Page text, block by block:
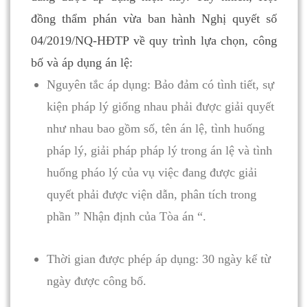
đồng thẩm phán vừa ban hành Nghị quyết số
04/2019/NQ-HĐTP về quy trình lựa chọn, công
bố và áp dụng án lệ:
Nguyên tắc áp dụng: Bảo đảm có tình tiết, sự
kiện pháp lý giống nhau phải được giải quyết
như nhau bao gồm số, tên án lệ, tình huống
pháp lý, giải pháp pháp lý trong án lệ và tình
huống pháo lý của vụ việc đang được giải
quyết phải được viện dẫn, phân tích trong
phần ” Nhận định của Tòa án “.
Thời gian được phép áp dụng: 30 ngày kể từ
ngày được công bố.